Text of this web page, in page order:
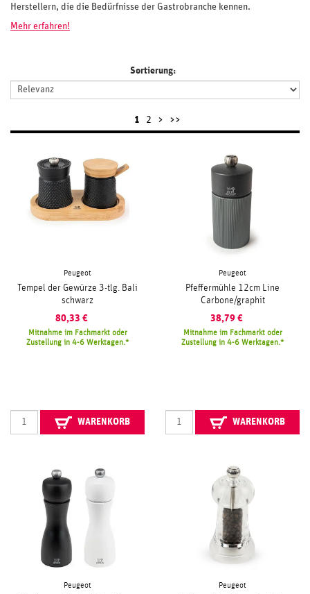
Herstellern, die die Bedürfnisse der Gastrobranche kennen.
Mehr erfahren!
Sortierung:
1 2 > >>
Peugeot
Tempel der Gewürze 3-tlg. Bali
schwarz
80,33 €
Mitnahme im Fachmarkt oder
Zustellung in 4-6 Werktagen.
WARENKORB
Peugeot
Pfeffermühle 12cm Line
Carbone/graphit
38,79 €
Mitnahme im Fachmarkt oder
Zustellung in 4-6 Werktagen.
WARENKORB
Peugeot Peugeot